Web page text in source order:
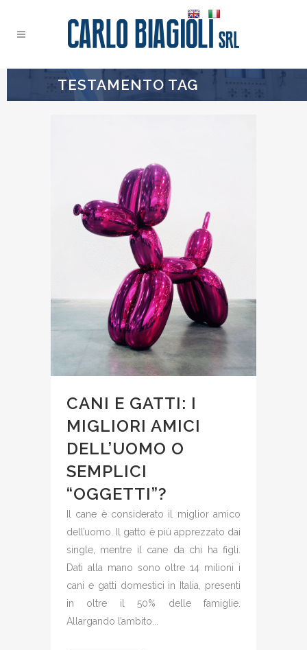
TESTAMENTO TAG
CANI E GATTI: I
MIGLIORI AMICI
DELL’UOMO O
SEMPLICI
“OGGETTI”?
Il cane è considerato il miglior amico
dell’uomo. Il gatto è più apprezzato dai
single, mentre il cane da chi ha figli.
Dati alla mano sono oltre 14 milioni i
cani e gatti domestici in Italia, presenti
in oltre il 50% delle famiglie.
Allargando l’ambito...